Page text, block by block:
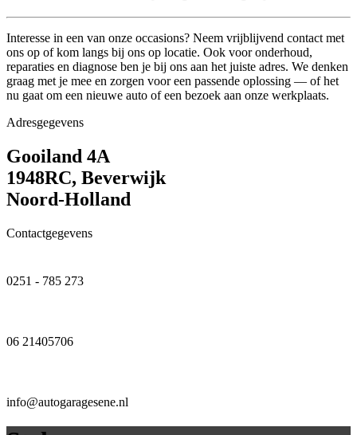
Interesse in een van onze occasions? Neem vrijblijvend contact met
ons op of kom langs bij ons op locatie. Ook voor onderhoud,
reparaties en diagnose ben je bij ons aan het juiste adres. We denken
graag met je mee en zorgen voor een passende oplossing — of het
nu gaat om een nieuwe auto of een bezoek aan onze werkplaats.
Adresgegevens
Gooiland 4A
1948RC, Beverwijk
Noord-Holland
Contactgegevens
0251 - 785 273
06 21405706
info@autogaragesene.nl